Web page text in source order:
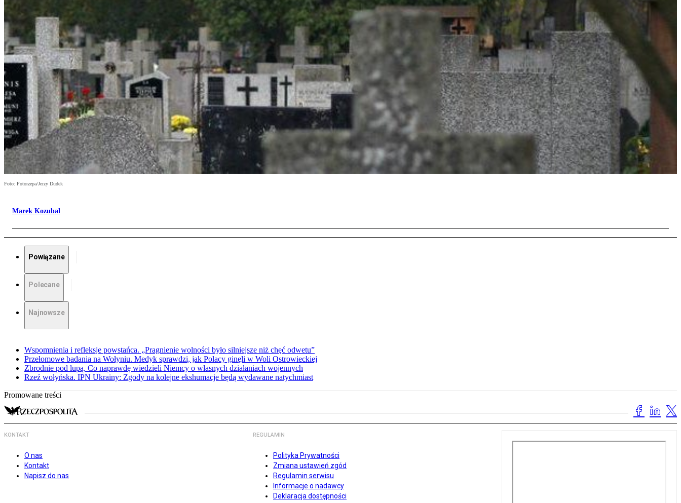
Foto: Fotorzepa/Jerzy Dudek
Marek Kozubal
Powiązane
Polecane
Najnowsze
Wspomnienia i refleksje powstańca. „Pragnienie wolności było silniejsze niż chęć odwetu”
Przełomowe badania na Wołyniu. Medyk sprawdzi, jak Polacy ginęli w Woli Ostrowieckiej
Zbrodnie pod lupą. Co naprawdę wiedzieli Niemcy o własnych działaniach wojennych
Rzeź wołyńska. IPN Ukrainy: Zgody na kolejne ekshumacje będą wydawane natychmiast
Promowane treści
KONTAKT
O nas
Kontakt
Napisz do nas
REGULAMIN
Polityka Prywatności
Zmiana ustawień zgód
Regulamin serwisu
Informacje o nadawcy
Deklaracja dostępności